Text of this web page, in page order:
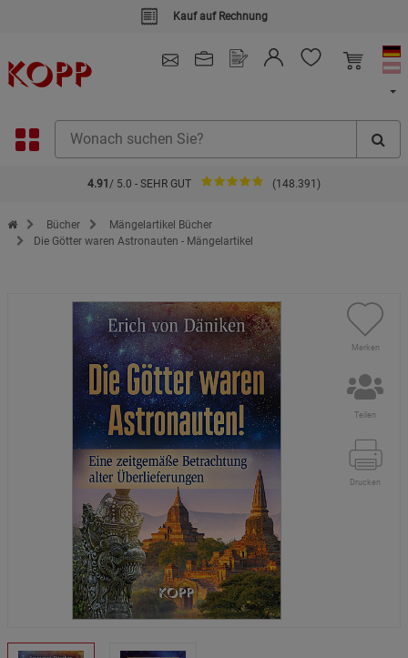
Kauf auf Rechnung
4.91 / 5.0 - SEHR GUT (148.391)
Zur Startseite des Kopp Verlag Online-Shop
Bücher
Mängelartikel Bücher
Die Götter waren Astronauten - Mängelartikel
Merken
Teilen
Drucken